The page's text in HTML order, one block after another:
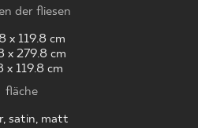
der fliesen
x 119.8 cm
x 279.8 cm
x 119.8 cm
fläche
satin, matt